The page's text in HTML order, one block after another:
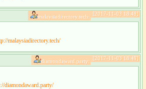
[2017-11-03 18:49]
malaysiadirectory.tech:
malaysiadirectory.tech/
[2017-11-03 18:49]
diamondaward.party:
diamondaward.party/